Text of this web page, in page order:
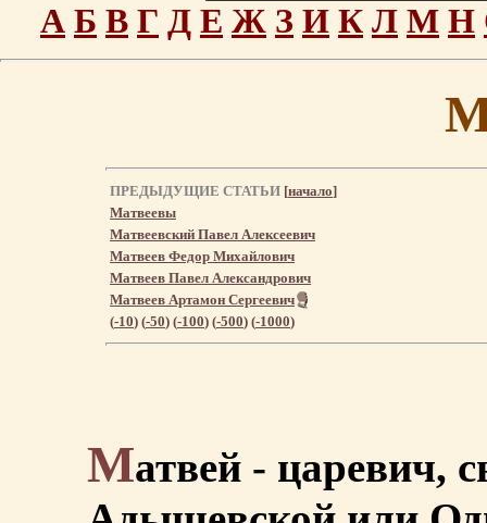
А Б В Г Д Е Ж З И К Л М Н
ПРЕДЫДУЩИЕ СТАТЬИ [начало]
Матвеевы
Матвеевский Павел Алексеевич
Матвеев Федор Михайлович
Матвеев Павел Александрович
Матвеев Артамон Сергеевич
(-10) (-50) (-100) (-500) (-1000)
Матвей - царевич,